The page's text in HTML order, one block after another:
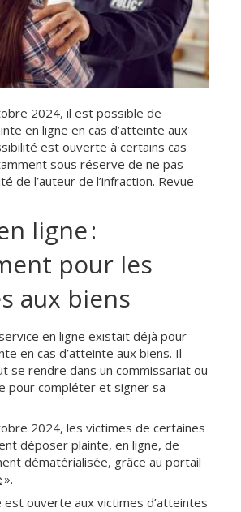
2024, il est possible de
en ligne en cas d’atteinte aux
est ouverte à certains cas
sous réserve de ne pas
de l’auteur de l’infraction. Revue
ligne :
pour les
aux biens
en ligne existait déjà pour
en cas d’atteinte aux biens. Il
se rendre dans un commissariat ou
pour compléter et signer sa
2024, les victimes de certaines
déposer plainte, en ligne, de
dématérialisée, grâce au portail
».
ouverte aux victimes d’atteintes